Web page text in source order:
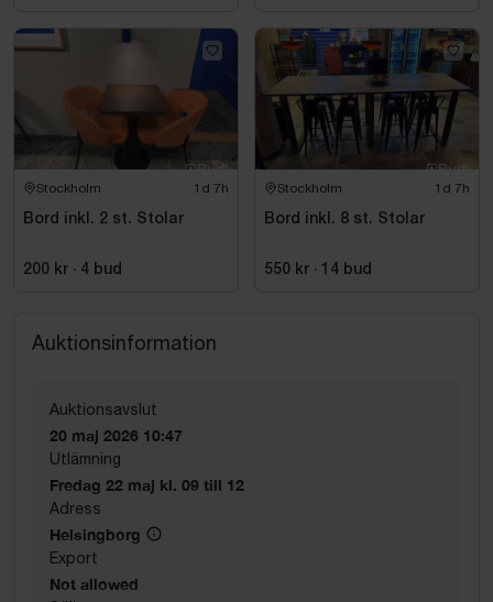
Stockholm 1d 7h
Bord inkl. 2 st. Stolar
200 kr · 4 bud
Stockholm 1d 7h
Bord inkl. 8 st. Stolar
550 kr · 14 bud
Auktionsinformation
Auktionsavslut
20 maj 2026 10:47
Utlämning
Fredag 22 maj kl. 09 till 12
Adress
Helsingborg
Export
Not allowed